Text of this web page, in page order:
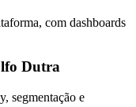
com dashboards
Dutra
segmentação e